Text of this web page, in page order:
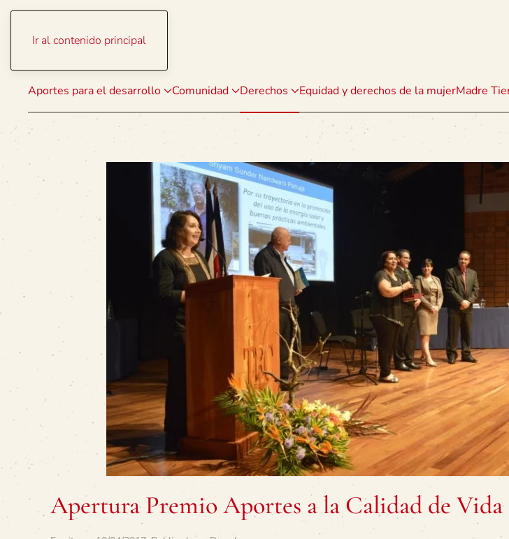
Ir al contenido principal
Aportes para el desarrollo Comunidad Derechos Equidad y derechos de la mujerMadre
Apertura Premio Aportes a la Calidad de Vida